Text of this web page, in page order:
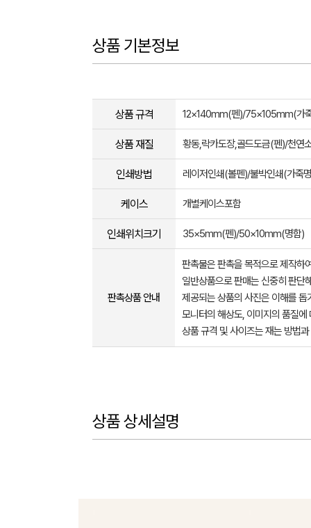
상품 기본정보
상품 규격 12×140mm(펜)/75×105mm(가
상품 재질 황동,락카도장,골드도금(펜)/천연
인쇄방법 레이저인쇄(볼펜)/불박인쇄(가죽
케이스 개별케이스포함
인쇄위치크기 35×5mm(펜)/50×10mm(명함)
판촉상품 안내
판촉물은 판촉을 목적으로 제작하
일반상품으로 판매는 신중히 판단
제공되는 상품의 사진은 이해를
모니터의 해상도, 이미지의 품질
상품 규격 및 사이즈는 재는 방법
상품 상세설명